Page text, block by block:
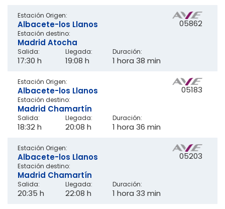
05862
Salida:
17:30 h
Llegada:
19:08 h
Duración:
1 hora 38 min
Estación Origen:
Albacete-los Llanos
Estación destino:
Madrid Atocha
05183
Salida:
18:32 h
Llegada:
20:08 h
Duración:
1 hora 36 min
Estación Origen:
Albacete-los Llanos
Estación destino:
Madrid Chamartín
05203
Salida:
20:35 h
Llegada:
22:08 h
Duración:
1 hora 33 min
Estación Origen:
Albacete-los Llanos
Estación destino:
Madrid Chamartín